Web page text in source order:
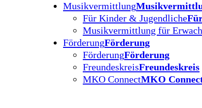
Musikvermittlung
Für Kinder & Jugendliche
Musikvermittlung für
FörderungFörderung
FörderungFörderung
FreundeskreisFreundeskreis
MKO ConnectMKO